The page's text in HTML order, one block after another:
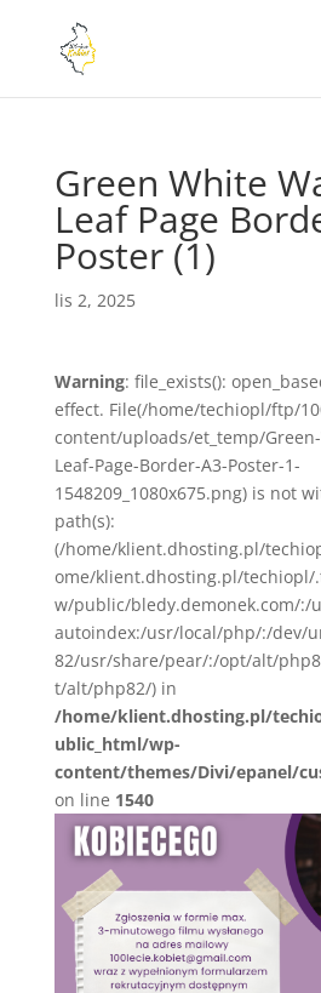
Green White
Leaf Page
Poster (1)
lis 2, 2025
Warning: file_exists():
effect. File(/home/techiopl/ftp/
content/uploads/et_temp/
Leaf-Page-Border-A3-Poster-1-
1548209_1080x675.png) is not
path(s):
(/home/klient.dhosting.pl/
ome/klient.dhosting.pl/
w/public/bledy.demonek.com/:/
autoindex:/usr/local/php/:/dev/
82/usr/share/pear/:/opt/alt/
t/alt/php82/) in
/home/klient.dhosting.pl/
ublic_html/wp-
content/themes/Divi/epanel/
on line 1540